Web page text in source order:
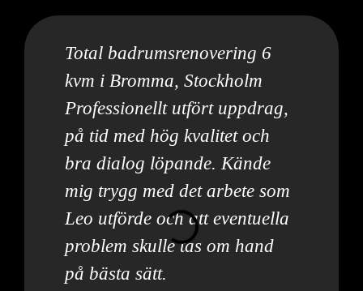
Total badrumsrenovering 6
kvm i Bromma, Stockholm
Professionellt utfört uppdrag,
på tid med hög kvalitet och
bra dialog löpande. Kände
mig trygg med det arbete som
Leo utförde och att eventuella
problem skulle tas om hand
på bästa sätt.